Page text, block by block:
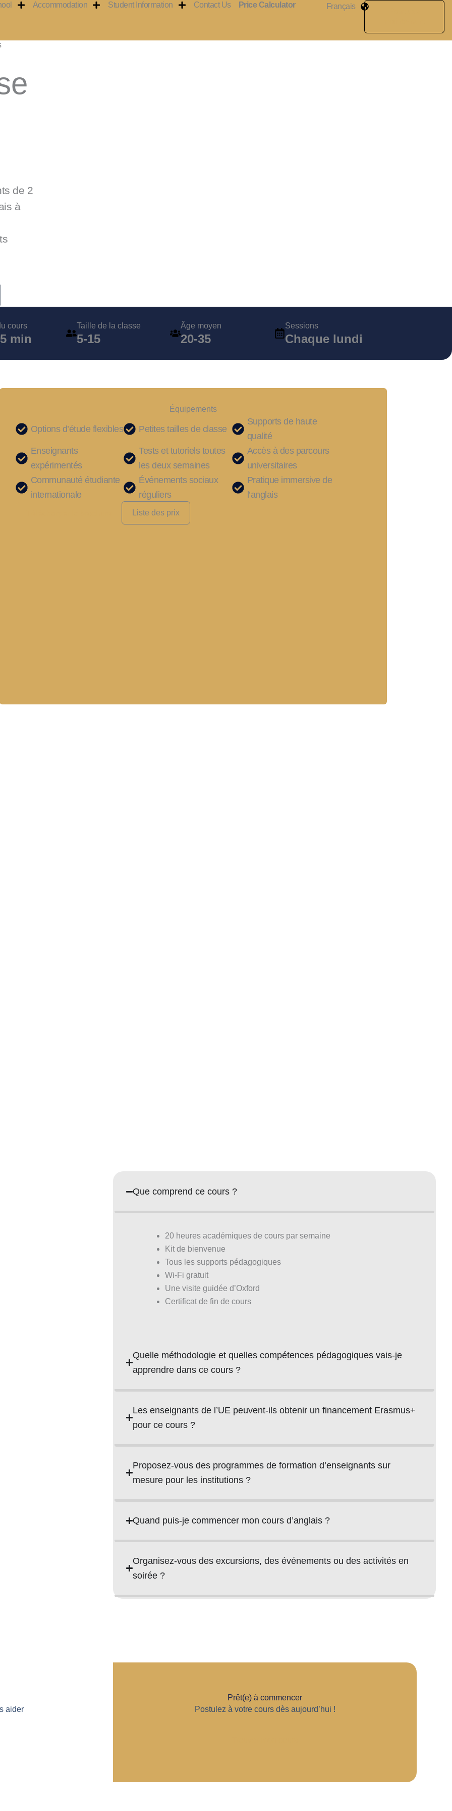
Accommodation Student Information Contact Us Price Calculator Français
de 2
à
cours
min
Taille de la classe
5-15
Âge moyen
20-35
Sessions
Chaque lundi
Équipements
Options d’étude flexibles Petites tailles de classe
Supports de haute
qualité
Enseignants
expérimentés
Tests et tutoriels toutes
les deux semaines
Accès à des parcours
universitaires
Communauté étudiante
internationale
Événements sociaux
réguliers
Pratique immersive de
l’anglais
Liste des prix
Que comprend ce cours ?
20 heures académiques de cours par semaine
Kit de bienvenue
Tous les supports pédagogiques
Wi-Fi gratuit
Une visite guidée d’Oxford
Certificat de fin de cours
Quelle méthodologie et quelles compétences pédagogiques vais-je
apprendre dans ce cours ?
Les enseignants de l’UE peuvent-ils obtenir un financement Erasmus+
pour ce cours ?
Proposez-vous des programmes de formation d’enseignants sur
mesure pour les institutions ?
Quand puis-je commencer mon cours d’anglais ?
Organisez-vous des excursions, des événements ou des activités en
soirée ?
aider
Prêt(e) à commencer
Postulez à votre cours dès aujourd’hui !